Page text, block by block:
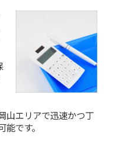
山エリアで迅速かつ丁
です。